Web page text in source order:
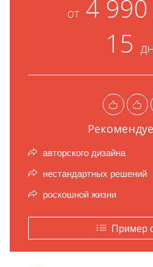
от4 990
15
авторского дизайна
нестандартных решений
роскошной жизни
Пример